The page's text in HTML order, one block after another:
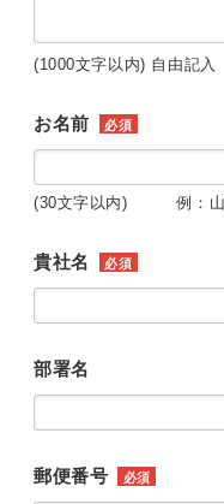
(1000文字以内) 自由記入
お名前 必須
(30文字以内) 例：山
貴社名 必須
部署名
郵便番号 必須